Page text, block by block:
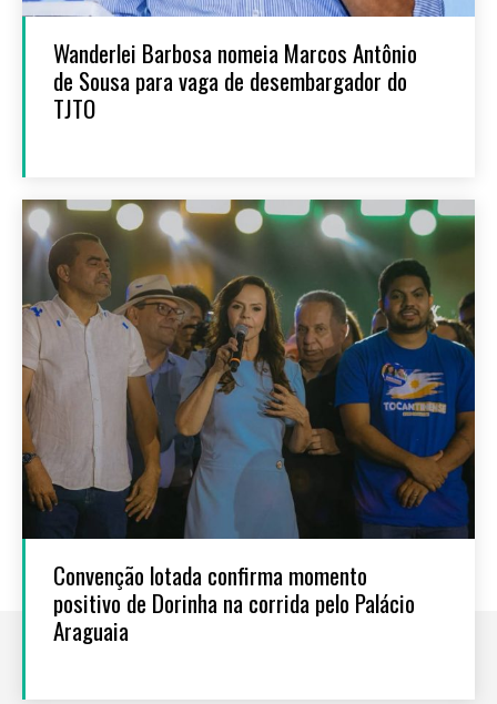
Wanderlei Barbosa nomeia Marcos Antônio
de Sousa para vaga de desembargador do
TJTO
Convenção lotada confirma momento
positivo de Dorinha na corrida pelo Palácio
Araguaia